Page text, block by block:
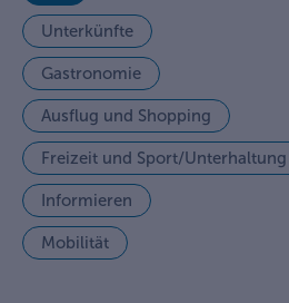
Unterkünfte
Gastronomie
Ausflug und Shopping
Freizeit und Sport/
Informieren
Mobilität